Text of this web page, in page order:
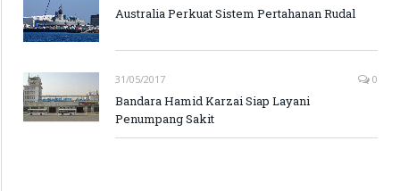
Australia Perkuat Sistem Pertahanan Rudal
31/05/2017 0
Bandara Hamid Karzai Siap Layani
Penumpang Sakit